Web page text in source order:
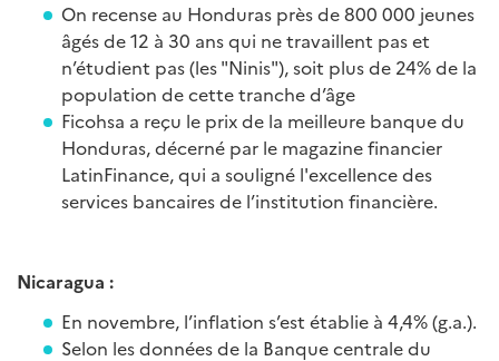
On recense au Honduras près de 800 000 jeunes
âgés de 12 à 30 ans qui ne travaillent pas et
n’étudient pas (les "Ninis"), soit plus de 24% de la
population de cette tranche d’âge
Ficohsa a reçu le prix de la meilleure banque du
Honduras, décerné par le magazine financier
LatinFinance, qui a souligné l'excellence des
services bancaires de l’institution financière.
Nicaragua :
En novembre, l’inflation s’est établie à 4,4% (g.a.).
Selon les données de la Banque centrale du